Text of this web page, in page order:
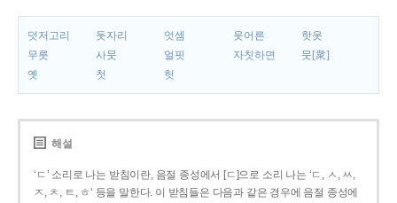
덧저고리 돗자리 엇셈 웃어른
핫옷
무릇
사뭇 얼핏 자칫하면
뭇[衆]
옛
첫 헛
해설
‘ㄷ’ 소리로 나는 받침이란, 음절 종성에서 [ㄷ]으로 소리 나는 ‘ㄷ, ㅅ, ㅆ,
ㅈ, ㅊ, ㅌ, ㅎ’ 등을 말한다. 이 받침들은 다음과 같은 경우에 음절 종성에